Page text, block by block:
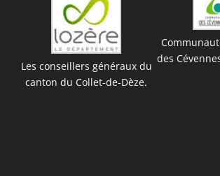
Les conseillers généraux du
canton du Collet-de-Dèze.
des